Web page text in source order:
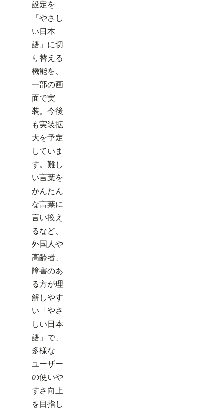
設定を
「やさし
い日本
語」に切
り替える
機能を、
一部の画
面で実
装。今後
も実装拡
大を予定
していま
す。難し
い言葉を
かんたん
な言葉に
言い換え
るなど、
外国人や
高齢者、
障害のあ
る方が理
解しやす
い「やさ
しい日本
語」で、
多様な
ユーザー
の使いや
すさ向上
を目指し